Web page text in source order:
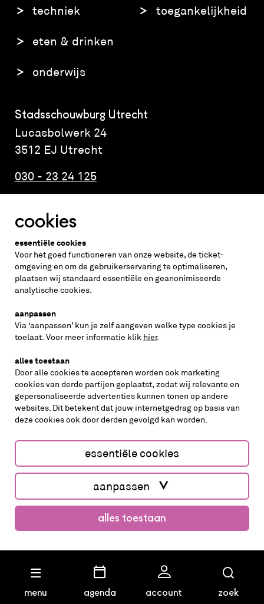
menu agenda account zoek
techniek
eten & drinken
onderwijs
toegankelijkheid
Stadsschouwburg Utrecht
Lucasbolwerk 24
3512 EJ Utrecht
030 - 23 24 125
Altijd weten wat er speelt?
vraag de nieuwsbrief aan
inschrijven
volg ons op
cookies aanpassen cookies/privacy
Website by The Cre8ion.Lab
cookies
essentiële cookies
Voor het goed functioneren van onze website, de ticket-
omgeving en om de gebruikerservaring te optimaliseren,
plaatsen wij standaard essentiële en geanonimiseerde
analytische cookies.
aanpassen
Via ‘aanpassen’ kun je zelf aangeven welke type cookies je
toelaat. Voor meer informatie klik hier.
alles toestaan
Door alle cookies te accepteren worden ook marketing
cookies van derde partijen geplaatst, zodat wij relevante en
gepersonaliseerde advertenties kunnen tonen op andere
websites. Dit betekent dat jouw internetgedrag op basis van
deze cookies ook door derden gevolgd kan worden.
essentiële cookies
aanpassen
alles toestaan